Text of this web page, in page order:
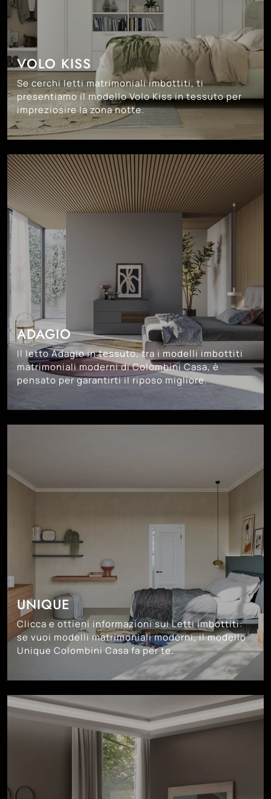
VOLO KISS
Se cerchi letti matrimoniali imbottiti, ti
presentiamo il modello Volo Kiss in tessuto per
impreziosire la zona notte.
ADAGIO
Il letto Adagio in tessuto, tra i modelli imbottiti
matrimoniali moderni di Colombini Casa, è
pensato per garantirti il riposo migliore.
UNIQUE
Clicca e ottieni informazioni sui Letti imbottiti:
se vuoi modelli matrimoniali moderni, il modello
Unique Colombini Casa fa per te.